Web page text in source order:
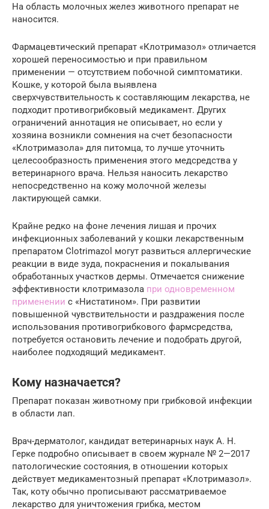
На область молочных желез животного препарат не
наносится.
Фармацевтический препарат «Клотримазол» отличается
хорошей переносимостью и при правильном
применении — отсутствием побочной симптоматики.
Кошке, у которой была выявлена
сверхчувствительность к составляющим лекарства, не
подходит противогрибковый медикамент. Других
ограничений аннотация не описывает, но если у
хозяина возникли сомнения на счет безопасности
«Клотримазола» для питомца, то лучше уточнить
целесообразность применения этого медсредства у
ветеринарного врача. Нельзя наносить лекарство
непосредственно на кожу молочной железы
лактирующей самки.
Крайне редко на фоне лечения лишая и прочих
инфекционных заболеваний у кошки лекарственным
препаратом Clotrimazol могут развиться аллергические
реакции в виде зуда, покраснения и покалывания
обработанных участков дермы. Отмечается снижение
эффективности клотримазола при одновременном
применении с «Нистатином». При развитии
повышенной чувствительности и раздражения после
использования противогрибкового фармсредства,
потребуется остановить лечение и подобрать другой,
наиболее подходящий медикамент.
Кому назначается?
Препарат показан животному при грибковой инфекции
в области лап.
Врач-дерматолог, кандидат ветеринарных наук А. Н.
Герке подробно описывает в своем журнале № 2—2017
патологические состояния, в отношении которых
действует медикаментозный препарат «Клотримазол».
Так, коту обычно прописывают рассматриваемое
лекарство для уничтожения грибка, местом